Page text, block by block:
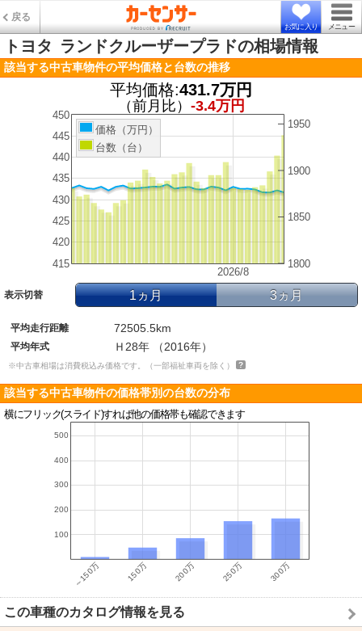
戻る
お気に入り メニュー
トヨタ ランドクルーザープラドの相場情報
該当する中古車物件の平均価格と台数の推移
平均価格:431.7万円
（前月比） -3.4万円
2026/8
415
420
425
430
435
440
445
450
1800
1850
1900
1950
価格（万円）
台数（台）
表示切替 1ヵ月 3ヵ月
平均走行距離 72505.5km
平均年式 Ｈ28年 （2016年）
※中古車相場は消費税込み価格です。（一部福祉車両を除く）
該当する中古車物件の価格帯別の台数の分布
横にフリック(スライド)すれば他の価格帯も確認できます
この車種のカタログ情報を見る